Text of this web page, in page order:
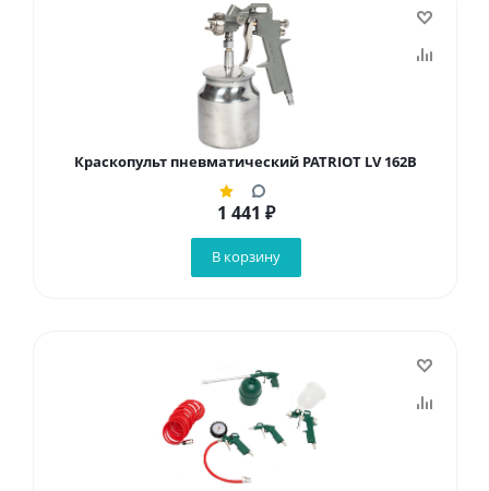
Краскопульт пневматический PATRIOT LV 162В
1 441 ₽
В корзину